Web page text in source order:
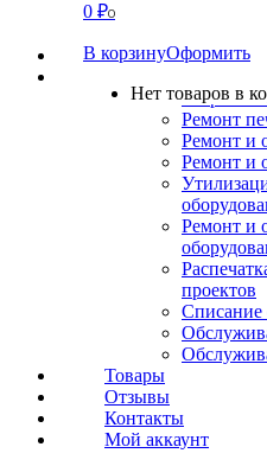
0 ₽0
В корзинуОформить
Нет товаров в
СВЯЗАТЬСЯ
О нас
Заправка
Ремонт
Ремонт и
Ремонт и
Ремонт и
проектов
Списание
Товары
Отзывы
Контакты
Мой аккаунт